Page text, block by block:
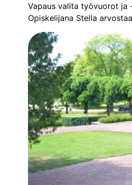
Vapaus valita työvuorot ja
Opiskelijana Stella